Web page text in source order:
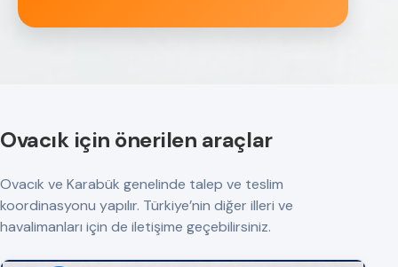
Ovacık için önerilen araçlar
Ovacık ve Karabük genelinde talep ve teslim
koordinasyonu yapılır. Türkiye’nin diğer illeri ve
havalimanları için de iletişime geçebilirsiniz.